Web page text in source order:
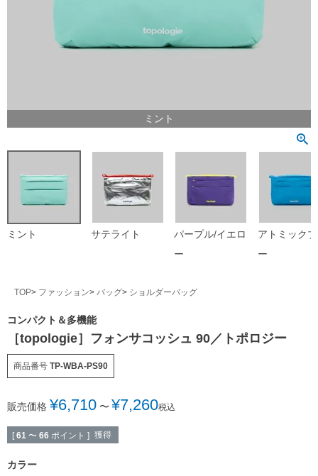
ミント
ミント サテライト
パープル/イエロ
ー
アトミック
ー
TOP ファッション バッグ ショルダーバッグ
コンパクト＆多機能
［topologie］フォンサコッシュ 90／トポロジー
商品番号 TP-WBA-PS90
販売価格 ¥6,710 〜 ¥7,260税込
[ 61 〜 66 ポイント ] 獲得
カラー